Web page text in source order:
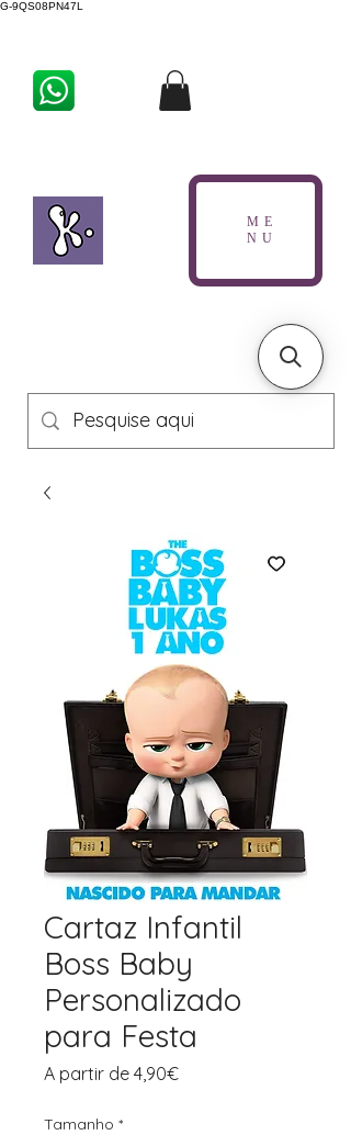
G-9QS08PN47L
ME
NU
Cartaz Infantil
Boss Baby
Personalizado
para Festa
A partir de 4,90€Preço
Tamanho *